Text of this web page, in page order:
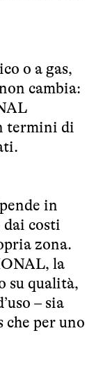
o a gas,
cambia:
termini di
in
costi
zona.
la
su qualità,
– sia
che per uno